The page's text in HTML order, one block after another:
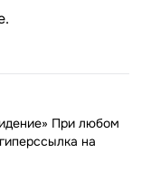
При любом
на